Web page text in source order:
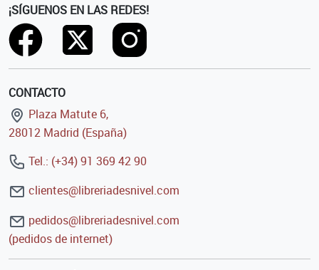
¡SÍGUENOS EN LAS REDES!
CONTACTO
Plaza Matute 6,
28012 Madrid (España)
Tel.: (+34) 91 369 42 90
clientes@libreriadesnivel.com
pedidos@libreriadesnivel.com
(pedidos de internet)